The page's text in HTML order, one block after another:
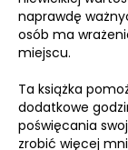
naprawdę
osób ma
miejscu.
Ta książka
dodatkowe
poświęcania
zrobić więcej